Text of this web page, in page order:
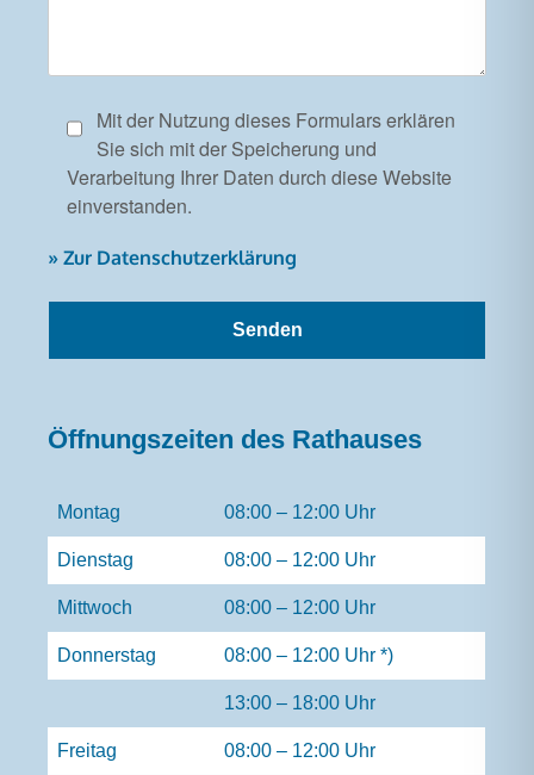
Mit der Nutzung dieses Formulars erklären
Sie sich mit der Speicherung und
Verarbeitung Ihrer Daten durch diese Website
einverstanden.
» Zur Datenschutzerklärung
Öffnungszeiten des Rathauses
Montag 08:00 – 12:00 Uhr
Dienstag 08:00 – 12:00 Uhr
Mittwoch 08:00 – 12:00 Uhr
Donnerstag 08:00 – 12:00 Uhr *)
13:00 – 18:00 Uhr
Freitag 08:00 – 12:00 Uhr